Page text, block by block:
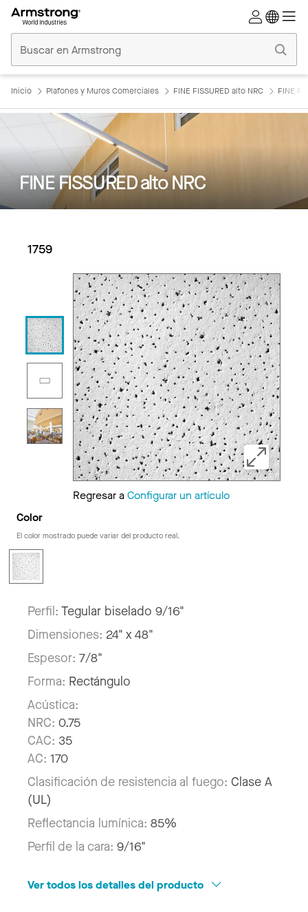
Comerciales
Inicio
Inicio Plafones y Muros Comerciales FINE FISSURED alto NRC FINE
FINE FISSURED alto NRC
1759
Regresar aConfigurar un artículo
Color
El color mostrado puede variar del producto real.
Perfil: Tegular biselado 9/16"
Dimensiones: 24" x 48"
Espesor: 7/8"
Forma: Rectángulo
Acústica:
NRC: 0.75
CAC: 35
AC: 170
Clasificación de resistencia al fuego: Clase A
(UL)
Reflectancia lumínica: 85%
Perfil de la cara: 9/16"
Ver todos los detalles del producto